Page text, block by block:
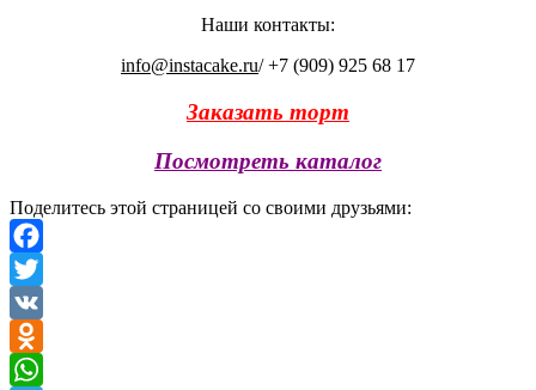
Наши контакты:
info@instacake.ru/ +7 (909) 925 68 17
Заказать торт
Посмотреть каталог
Поделитесь этой страницей со своими друзьями:
Facebook
Twitter
VK
Odnoklassniki